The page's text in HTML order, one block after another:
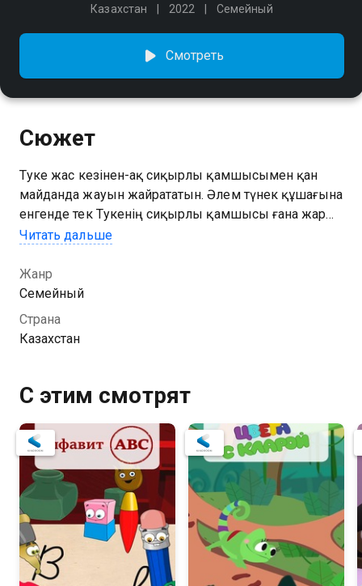
Казахстан
2022 Семейный
Смотреть
Сюжет
Тәуке жас кезінен-ақ сиқырлы қамшысымен қан
майданда жауын жайрататын. Әлем түнек құшағына
енгенде тек Тәукенің сиқырлы қамшысы ғана жарық
пен жақсылықты қайтара алады. Бірақ күндердің
Бүркітшінің қанжығасында кетеді. Сөйтіп аяқасты
жау шапқанда Тәуке алғаш рет қарусыз қалады.
Қамшысы болмаса ол да қорғансыз, қорқақтаған
қарапайым ғана адам еді, алайда ол алғаш рет өз
Читать дальше
Жанр
Семейный
Страна
Казахстан
С этим смотрят